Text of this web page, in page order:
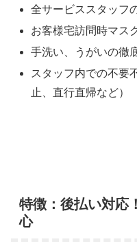
全サービススタッフ
お客様宅訪問時マス
手洗い、うがいの徹
スタッフ内での不要
止、直行直帰など）
特徴：後払い対応
心